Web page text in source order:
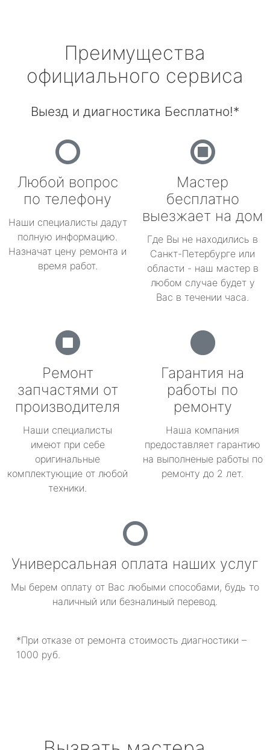
Преимущества
официального сервиса
Выезд и диагностика Бесплатно!*
Любой вопрос
по телефону
Наши специалисты дадут
полную информацию.
Назначат цену ремонта и
время работ.
Мастер
бесплатно
выезжает на дом
Где Вы не находились в
Санкт-Петербурге или
области - наш мастер в
любом случае будет у
Вас в течении часа.
Ремонт
запчастями от
производителя
Наши специалисты
имеют при себе
оригинальные
комплектующие от любой
техники.
Гарантия на
работы по
ремонту
Наша компания
предоставляет гарантию
на выполненые работы по
ремонту до 2 лет.
Универсальная оплата наших услуг
Мы берем оплату от Вас любыми способами, будь то
наличный или безналиный перевод.
*При отказе от ремонта стоимость диагностики –
1000 руб.